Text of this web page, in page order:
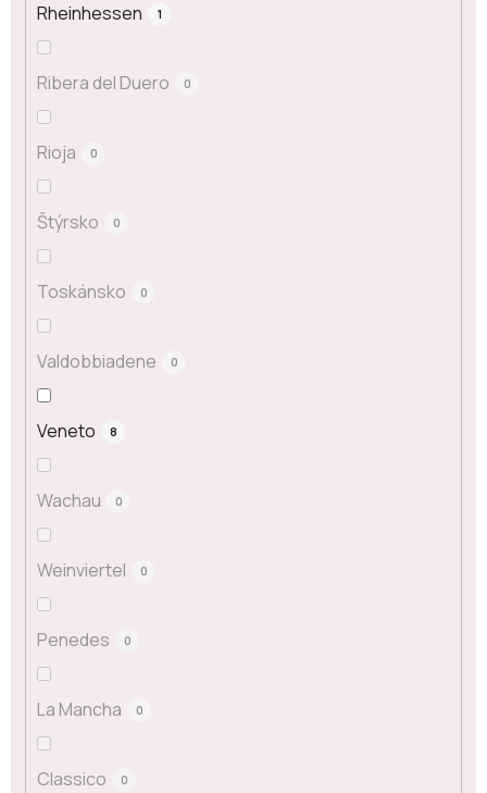
Rheinhessen 1
Ribera del Duero 0
Rioja 0
Štýrsko 0
Toskánsko 0
Valdobbiadene 0
Veneto 8
Wachau 0
Weinviertel 0
Penedes 0
La Mancha 0
Classico 0